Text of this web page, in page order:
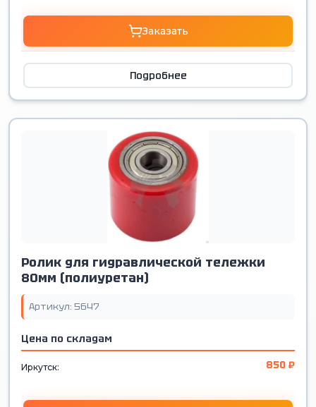
Заказать
Подробнее
Ролик для гидравлической тележки
80мм (полиуретан)
Артикул: 5647
Цена по складам
Иркутск: 850 ₽